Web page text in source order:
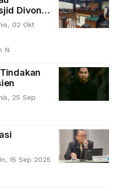
Divonis
02 Okt
N
25 Sep
15 Sep 2025